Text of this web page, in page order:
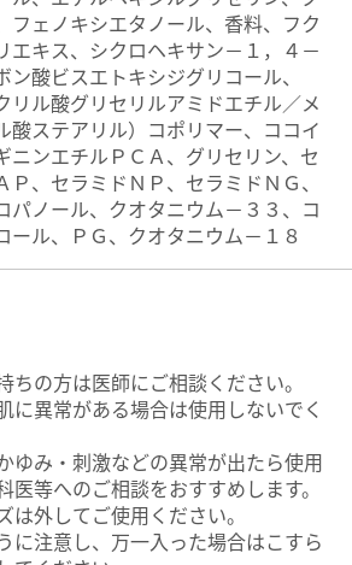
手のひらに500円玉ぐらいの大きさ
に なじませます。少し揉み込むよ
浸透が高まります。流す際は少しぬ
終了し、ドライヤーで根本からしっ
フェノキシエタノール、香料、フク
エキス、シクロヘキサン－１，４－
ン酸ビスエトキシジグリコール、
リル酸グリセリルアミドエチル／メ
酸ステアリル）コポリマー、ココイ
ニンエチルＰＣＡ、グリセリン、セ
Ｐ、セラミドＮＰ、セラミドＮＧ、
パノール、クオタニウム－３３、コ
ール、ＰＧ、クオタニウム－１８
ちの方は医師にご相談ください。
に異常がある場合は使用しないでく
ゆみ・刺激などの異常が出たら使用
医等へのご相談をおすすめします。
は外してご使用ください。
に注意し、万一入った場合はこすら